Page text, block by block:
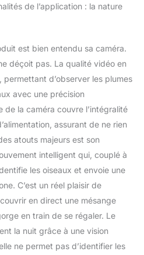
instructions simples
de l’application : la nature
est bien entendu sa caméra.
déçoit pas. La qualité vidéo en
d’observer les plumes
avec une précision
de la caméra couvre l’intégralité
assurant de ne rien
atouts majeurs est son
intelligent qui, couplé à
les oiseaux et envoie une
C’est un réel plaisir de
en direct une mésange
en train de se régaler. Le
la nuit grâce à une vision
ne permet pas d’identifier les